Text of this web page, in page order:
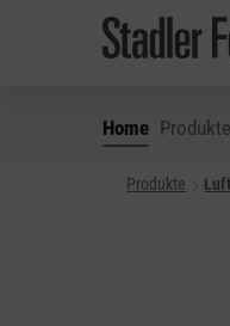
Hauptinhalt springen
Zur Suche springen
Zur Hauptnavigation
Home Produkte
Produkte